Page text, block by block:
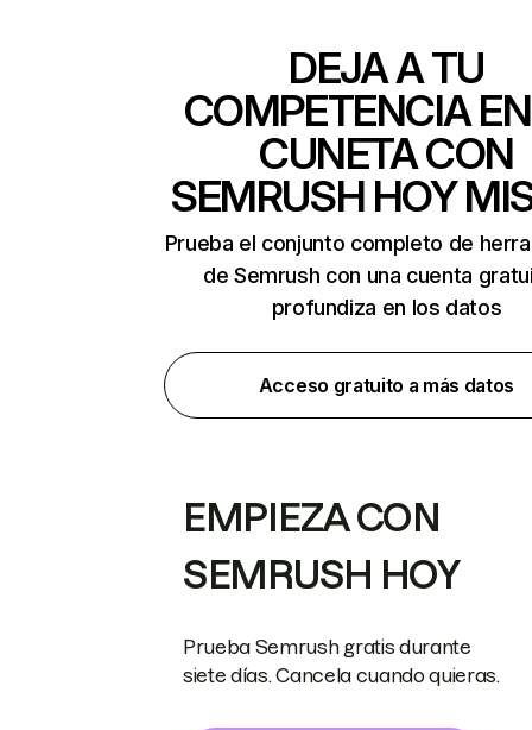
DEJA A TU
COMPETENCIA
CUNETA CON
SEMRUSH HOY
Prueba el conjunto completo de
de Semrush con una cuenta
profundiza en los datos
Acceso gratuito a más datos
EMPIEZA CON
SEMRUSH HOY
Prueba Semrush gratis durante
siete días. Cancela cuando quieras.